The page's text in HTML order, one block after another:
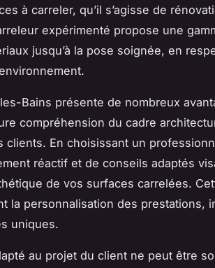
à carreler, qu’il s’agisse de
expérimenté propose une
jusqu’à la pose soignée, en
Bains présente de nombreux
compréhension du cadre
En choisissant un
réactif et de conseils adaptés
de vos surfaces carrelées.
la personnalisation des prestations,
uniques.
au projet du client ne peut être